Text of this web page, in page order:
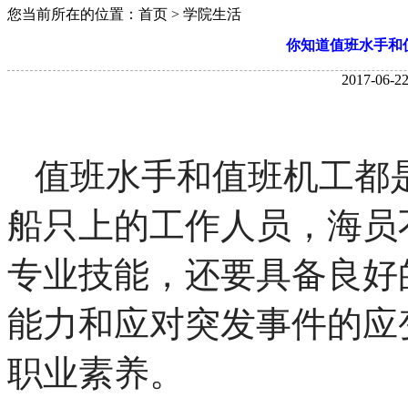
您当前所在的位置：首页 > 学院生活
你知道值班水手和
2017-06-
值班水手和值班机工都
船只上的工作人员，海
专业技能，还要具备良
能力和应对突发事件的
职业素养。